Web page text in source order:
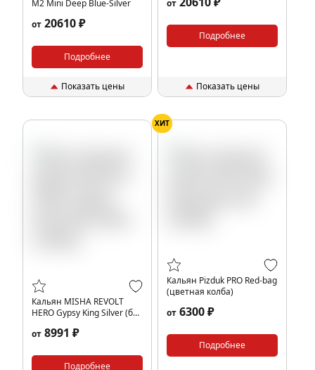
M2 Mini Deep Blue-Silver
от 20610 ₽
Подробнее
Показать цены
от
Подробнее
Показать цены
Кальян MISHA REVOLT
HERO Gypsy King Silver (без
от 8991 ₽
Подробнее
ХИТ
Кальян Pizduk PRO Red-bag
(цветная колба)
от 6300 ₽
Подробнее